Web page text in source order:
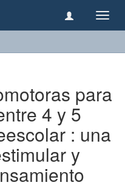
para
4 y 5
: una
y